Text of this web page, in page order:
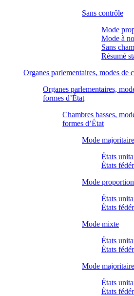
Sans contrôle
Mode
Mode à
Sans
Résumé
Organes parlementaires, modes de
Organes parlementaires,
formes d’État
Chambres basses,
formes d’État
Mode majoritaire
États
États
Mode
États
États
Mode mixte
États
États
Mode
États
États